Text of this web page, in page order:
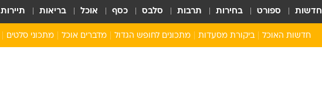
חדשות ספורט בחירות תרבות סלבס כסף אוכל בריאות תיירות
חדשות האוכל ביקורת מסעדות מתכונים לחופש הגדול מדברים אוכל מתכוני סלטים